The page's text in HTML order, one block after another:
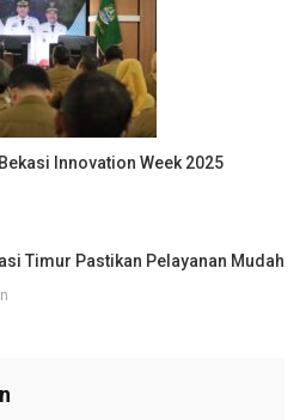
Innovation Week 2025
Timur Pastikan Pelayanan Mudah